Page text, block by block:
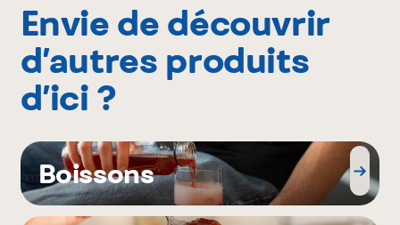
Envie de découvrir
d’autres produits
d’ici ?
Boissons